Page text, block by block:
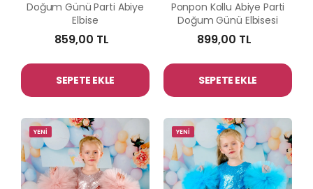
Doğum Günü Parti Abiye
Elbise
859,00 TL
SEPETE EKLE
Ponpon Kollu Abiye Parti
Doğum Günü Elbisesi
899,00 TL
SEPETE EKLE
YENİ YENİ